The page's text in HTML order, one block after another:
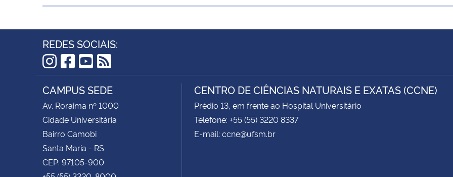
REDES SOCIAIS:
Instagram
Facebook
YouTube
RSS
CAMPUS SEDE
Av. Roraima nº 1000
Cidade Universitária
Bairro Camobi
Santa Maria - RS
CEP: 97105-900
CENTRO DE CIÊNCIAS NATURAIS E EXATAS (CCNE)
Prédio 13, em frente ao Hospital Universitário
Telefone: +55 (55) 3220 8337
E-mail: ccne@ufsm.br